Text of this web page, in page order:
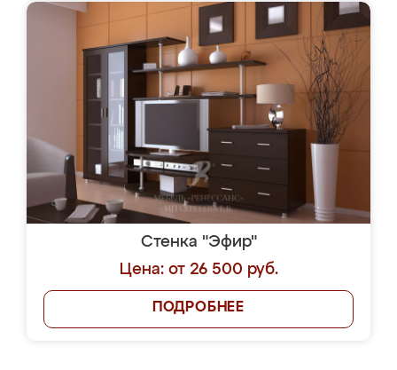
Стенка "Эфир"
Цена: от 26 500 руб.
ПОДРОБНЕЕ